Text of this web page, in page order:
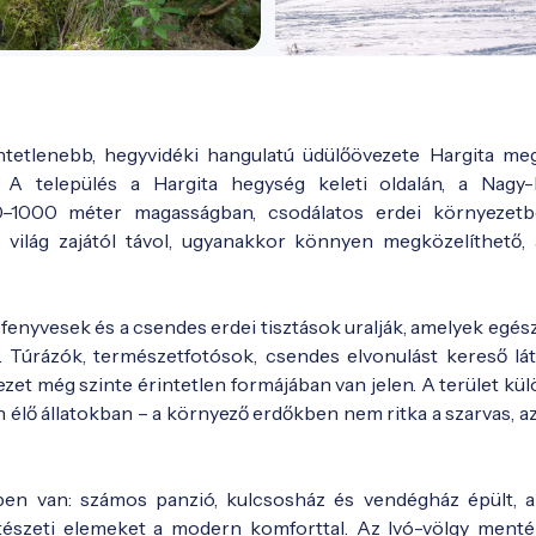
hegyvidéki hangulatú üdülőövezete Hargita
A település a Hargita hegység keleti oldalán, a Nagy-
méter magasságban, csodálatos erdei
zajától távol, ugyanakkor könnyen megközelíthető,
és a csendes erdei tisztások uralják, amelyek
természetfotósok, csendes elvonulást kereső
még szinte érintetlen formájában van jelen. A terület
állatokban – a környező erdőkben nem ritka a szarvas,
van: számos panzió, kulcsosház és vendégház épült,
elemeket a modern komforttal. Az Ivó-völgy